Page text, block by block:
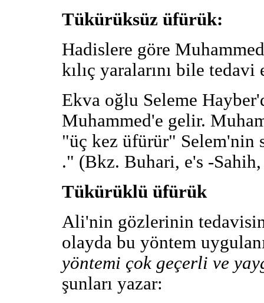
Tükürüksüz üfürük:
Hadislere göre
kılıç yaralarını bile
Ekva oğlu Seleme
Muhammed'e gelir.
"üç kez üfürür" Selem'nin
." (Bkz. Buhari, e's -
Tükürüklü üfürük
Ali'nin gözlerinin
olayda bu yöntem
yöntemi çok geçerli ve
şunları yazar: